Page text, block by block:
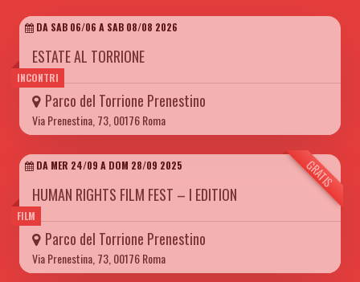
INCONTRI
DA SAB 06/06 A SAB 08/08 2026
ESTATE AL TORRIONE
Parco del Torrione Prenestino
Via Prenestina, 73, 00176 Roma
FILM
GRATIS
DA MER 24/09 A DOM 28/09 2025
HUMAN RIGHTS FILM FEST – I EDITION
Parco del Torrione Prenestino
Via Prenestina, 73, 00176 Roma